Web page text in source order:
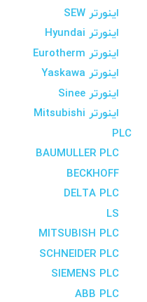
اینورتر SEW
اینورتر Hyundai
اینورتر Eurotherm
اینورتر Yaskawa
اینورتر Sinee
اینورتر Mitsubishi
PLC
BAUMULLER PLC
BECKHOFF
DELTA PLC
LS
MITSUBISH PLC
SCHNEIDER PLC
SIEMENS PLC
ABB PLC